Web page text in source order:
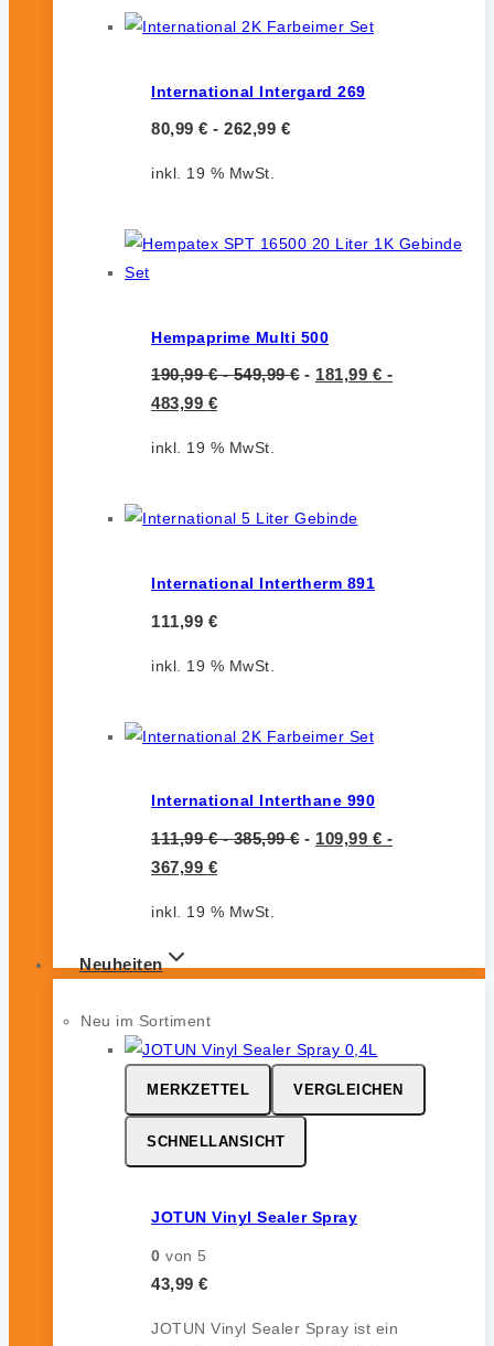
International Intergard 269
80,99 € - 262,99 €
inkl. 19 % MwSt.
Hempaprime Multi 500
190,99€-549,99€- 181,99 € -
483,99 €
inkl. 19 % MwSt.
International Intertherm 891
111,99 €
inkl. 19 % MwSt.
International Interthane 990
111,99€-385,99€- 109,99 € -
367,99 €
inkl. 19 % MwSt.
Neuheiten
Neu im Sortiment
MERKZETTEL VERGLEICHEN
SCHNELLANSICHT
JOTUN Vinyl Sealer Spray
0 von 5
43,99 €
JOTUN Vinyl Sealer Spray ist ein